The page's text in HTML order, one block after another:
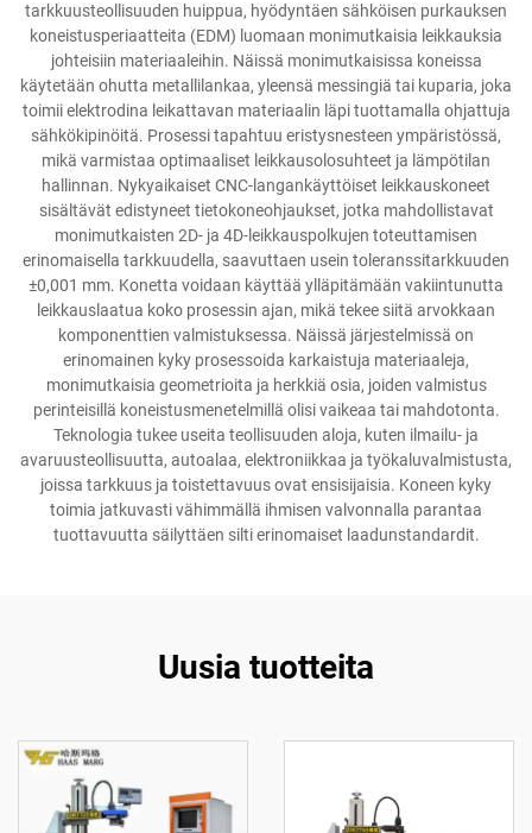
tarkkuusteollisuuden huippua, hyödyntäen sähköisen purkauksen
koneistusperiaatteita (EDM) luomaan monimutkaisia leikkauksia
johteisiin materiaaleihin. Näissä monimutkaisissa koneissa
käytetään ohutta metallilankaa, yleensä messingiä tai kuparia, joka
toimii elektrodina leikattavan materiaalin läpi tuottamalla ohjattuja
sähkökipinöitä. Prosessi tapahtuu eristysnesteen ympäristössä,
mikä varmistaa optimaaliset leikkausolosuhteet ja lämpötilan
hallinnan. Nykyaikaiset CNC-langankäyttöiset leikkauskoneet
sisältävät edistyneet tietokoneohjaukset, jotka mahdollistavat
monimutkaisten 2D- ja 4D-leikkauspolkujen toteuttamisen
erinomaisella tarkkuudella, saavuttaen usein toleranssitarkkuuden
±0,001 mm. Konetta voidaan käyttää ylläpitämään vakiintunutta
leikkauslaatua koko prosessin ajan, mikä tekee siitä arvokkaan
komponenttien valmistuksessa. Näissä järjestelmissä on
erinomainen kyky prosessoida karkaistuja materiaaleja,
monimutkaisia geometrioita ja herkkiä osia, joiden valmistus
perinteisillä koneistusmenetelmillä olisi vaikeaa tai mahdotonta.
Teknologia tukee useita teollisuuden aloja, kuten ilmailu- ja
avaruusteollisuutta, autoalaa, elektroniikkaa ja työkaluvalmistusta,
joissa tarkkuus ja toistettavuus ovat ensisijaisia. Koneen kyky
toimia jatkuvasti vähimmällä ihmisen valvonnalla parantaa
tuottavuutta säilyttäen silti erinomaiset laadunstandardit.
Uusia tuotteita